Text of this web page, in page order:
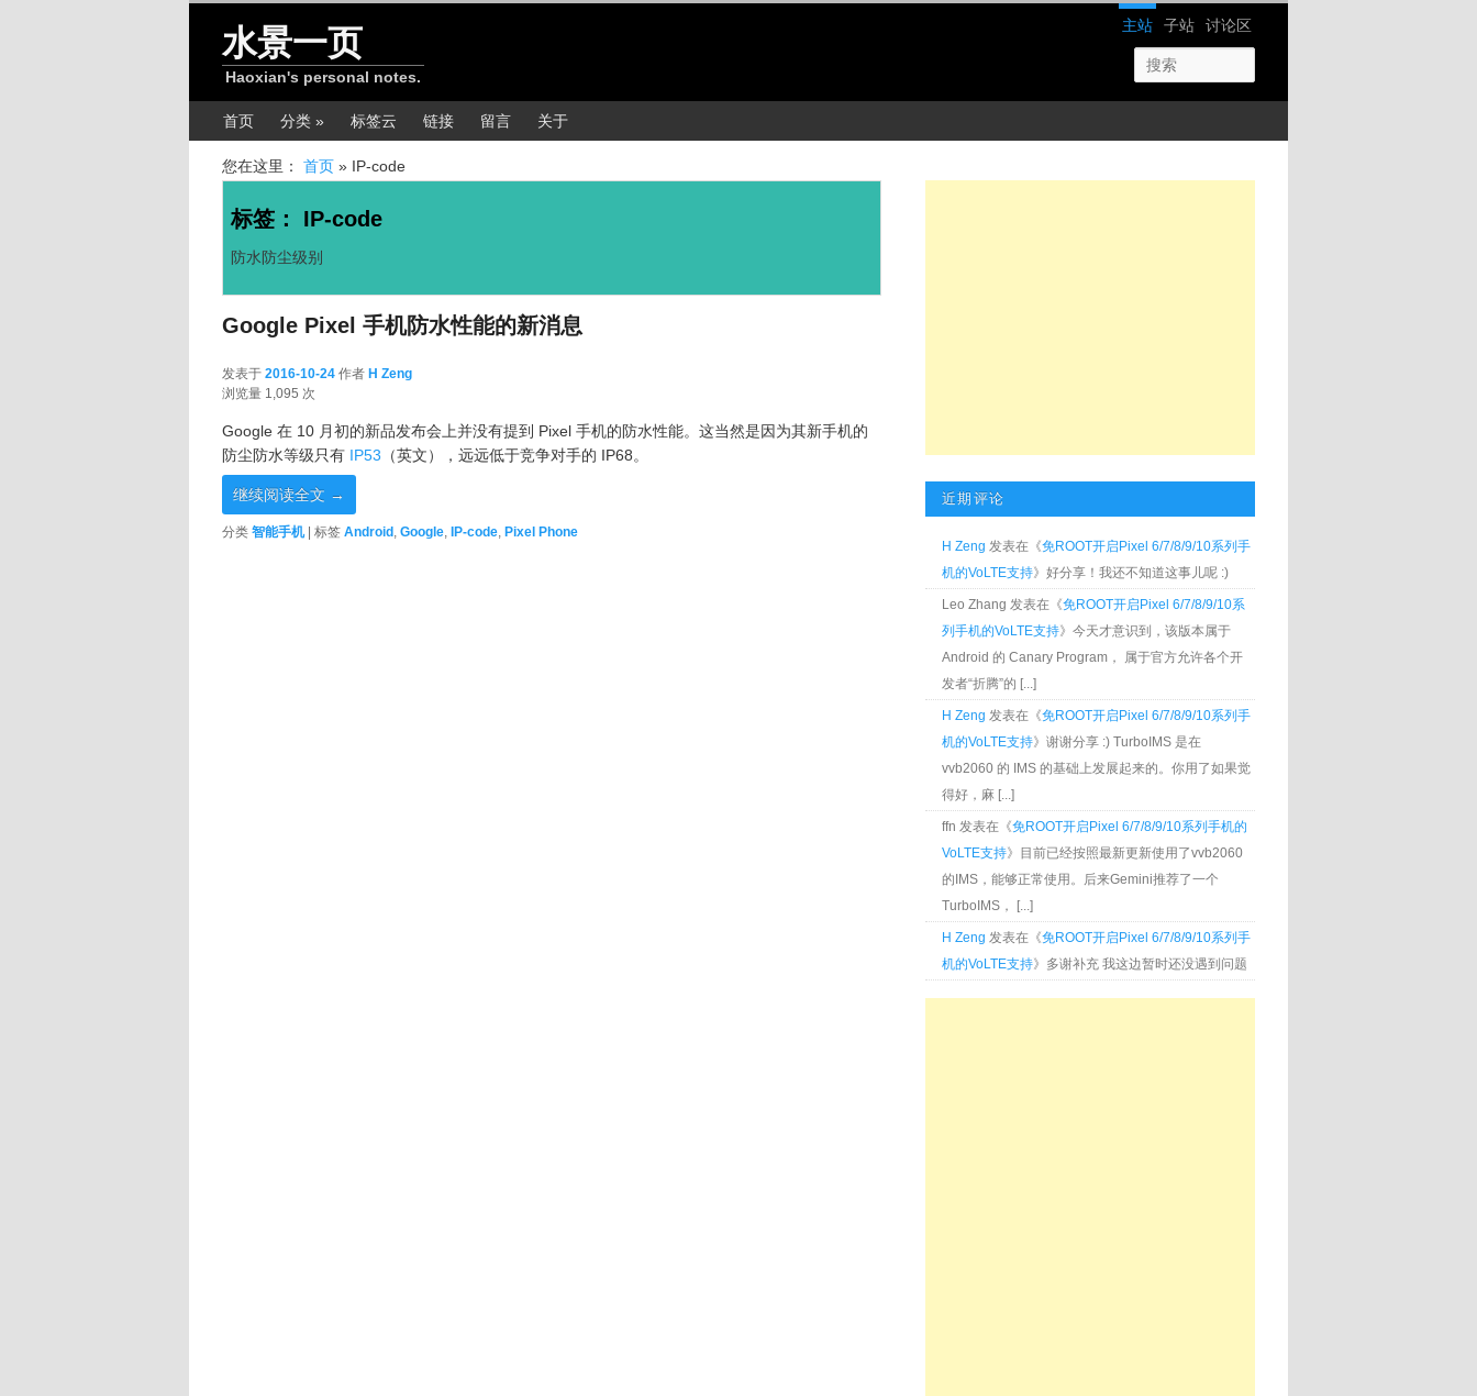
网站导航
主站 子站 讨论区
水景一页
Haoxian's personal notes.
主菜单首页 分类 » 标签云 链接 留言 关于
您在这里： 首页 » IP-code
标签： IP-code
防水防尘级别
Google Pixel 手机防水性能的新消息
发表于 2016-10-24 作者 H Zeng
浏览量 1,095 次
Google 在 10 月初的新品发布会上并没有提到 Pixel 手机的防水性能。这当然是因为其新手机的
防尘防水等级只有 IP53 （英文），远远低于竞争对手的 IP68。
继续阅读全文 →
分类 智能手机 标签 Android , Google, IP-code, Pixel Phone
近期评论
H Zeng 发表在《免ROOT开启Pixel 6/7/8/9/10系列手
机的VoLTE支持》好分享！我还不知道这事儿呢 :)
Leo Zhang 发表在《免ROOT开启Pixel 6/7/8/9/10系
列手机的VoLTE支持》今天才意识到，该版本属于
Android 的 Canary Program， 属于官方允许各个开
发者“折腾”的 [...]
H Zeng 发表在《免ROOT开启Pixel 6/7/8/9/10系列手
机的VoLTE支持》谢谢分享 :) TurboIMS 是在
vvb2060 的 IMS 的基础上发展起来的。你用了如果觉
得好，麻 [...]
ffn 发表在《免ROOT开启Pixel 6/7/8/9/10系列手机的
VoLTE支持》目前已经按照最新更新使用了vvb2060
的IMS，能够正常使用。后来Gemini推荐了一个
TurboIMS， [...]
H Zeng 发表在《免ROOT开启Pixel 6/7/8/9/10系列手
机的VoLTE支持》多谢补充 我这边暂时还没遇到问题